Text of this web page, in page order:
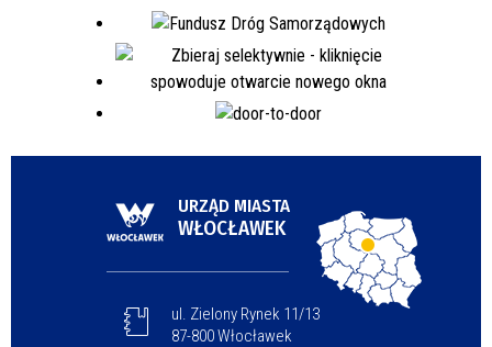
URZĄD MIASTA
WŁOCŁAWEK
ul. Zielony Rynek 11/13
87-800 Włocławek